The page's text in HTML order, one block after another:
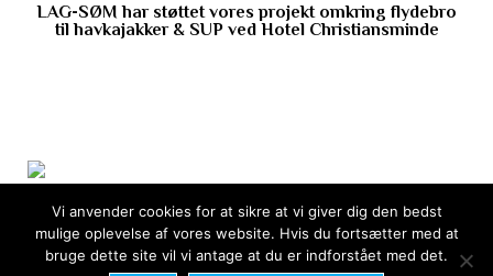
LAG-SØM har støttet vores projekt omkring flydebro
til havkajakker & SUP ved Hotel Christiansminde
Vi anvender cookies for at sikre at vi giver dig den bedst
mulige oplevelse af vores website. Hvis du fortsætter med at
bruge dette site vil vi antage at du er indforstået med det.